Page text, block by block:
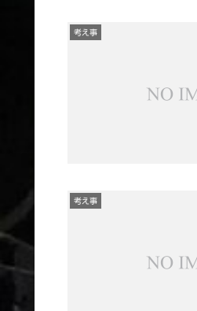
考え事
考え事